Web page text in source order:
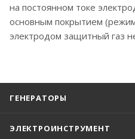
на постоянном токе
основным покрытием
электродом защитный газ
ГЕНЕРАТОРЫ
ЭЛЕКТРОИНСТРУМЕНТ